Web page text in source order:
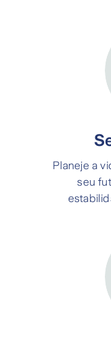
Planeje a
seu